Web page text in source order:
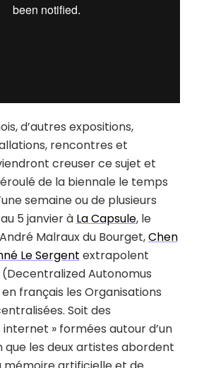
d’autres expositions,
rencontres et
creuser ce sujet et
de la biennale le temps
semaine ou de plusieurs
5 janvier à La Capsule, le
Malraux du Bourget,Chen
Le Sergent extrapolent
Autonomus
français les Organisations
Soit des
» formées autour d’un
les deux artistes abordent